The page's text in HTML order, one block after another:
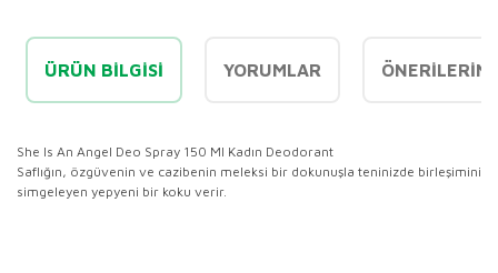
ÜRÜN BILGISI YORUMLAR
She Is An Angel Deo Spray 150 Ml Kadın Deodorant
Saflığın, özgüvenin ve cazibenin meleksi bir dokunuşla teninizde birleşimini
simgeleyen yepyeni bir koku verir.